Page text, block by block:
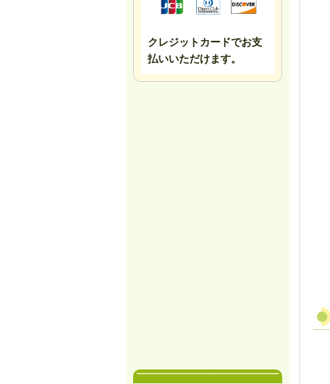
クレジットカードでお支
払いいただけます。